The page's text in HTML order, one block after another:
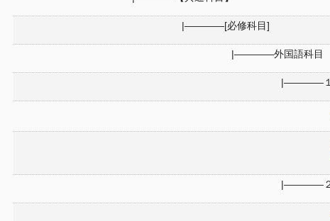
|――――[必修科目]
|――――外国語科目
|――――１
|――――２